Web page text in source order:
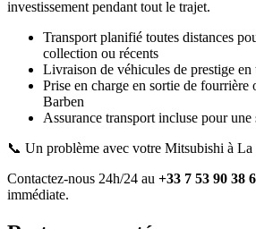
investissement pendant tout le trajet.
Transport planifié toutes distances
collection ou récents
Livraison de véhicules de prestige en
Prise en charge en sortie de fourrière
Barben
Assurance transport incluse pour une
📞 Un problème avec votre Mitsubishi à La
Contactez-nous 24h/24 au +33 7 53 90 38
immédiate.